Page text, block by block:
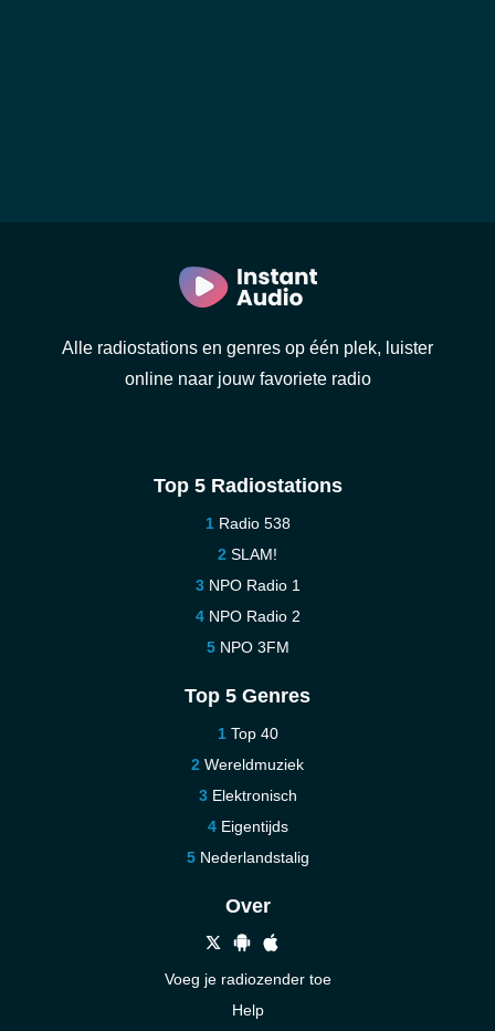
Alle radiostations en genres op één plek, luister
online naar jouw favoriete radio
Top 5 Radiostations
Radio 538
SLAM!
NPO Radio 1
NPO Radio 2
NPO 3FM
Top 5 Genres
Top 40
Wereldmuziek
Elektronisch
Eigentijds
Nederlandstalig
Over
Voeg je radiozender toe
Help